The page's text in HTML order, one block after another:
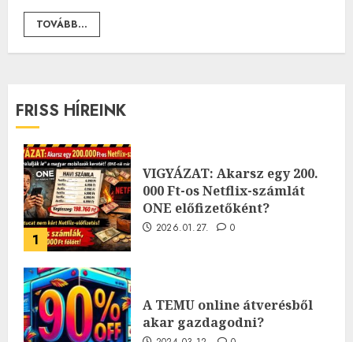
TOVÁBB...
FRISS HÍREINK
1
VIGYÁZAT: Akarsz egy 200.
000 Ft-os Netflix-számlát
ONE előfizetőként?
2026.01.27. 0
A TEMU online átverésből
akar gazdagodni?